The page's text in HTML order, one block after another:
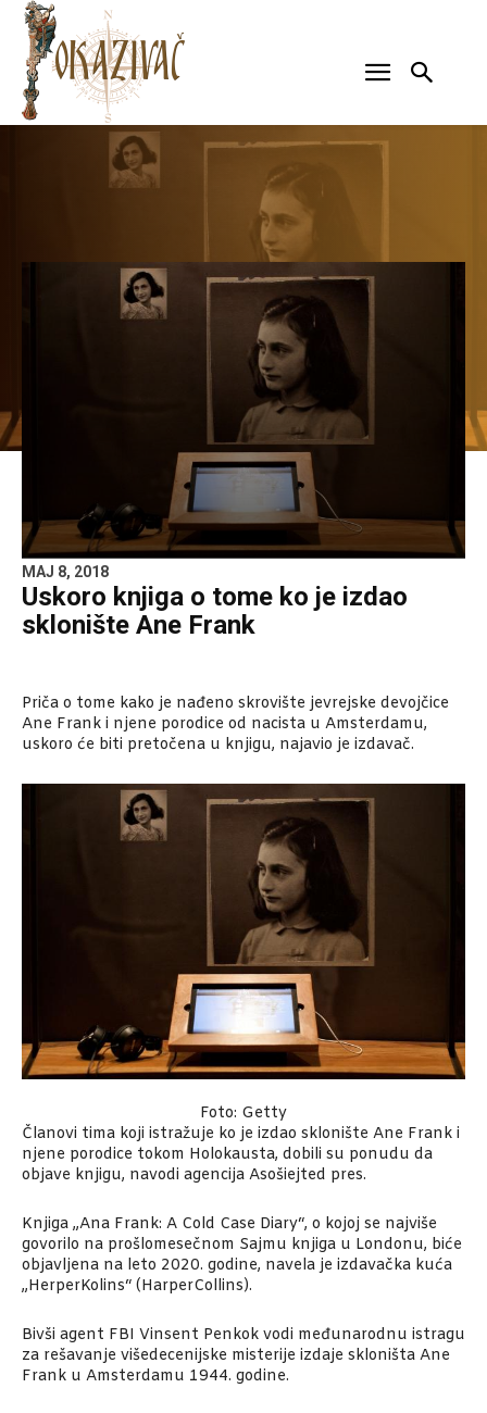
MAJ 8, 2018
Uskoro knjiga o tome ko je izdao
sklonište Ane Frank
Priča o tome kako je nađeno skrovište jevrejske devojčice
Ane Frank i njene porodice od nacista u Amsterdamu,
uskoro će biti pretočena u knjigu, najavio je izdavač.
Foto: Getty
Članovi tima koji istražuje ko je izdao sklonište Ane Frank i
njene porodice tokom Holokausta, dobili su ponudu da
objave knjigu, navodi agencija Asošiejted pres.
Knjiga „Ana Frank: A Cold Case Diary“, o kojoj se najviše
govorilo na prošlomesečnom Sajmu knjiga u Londonu, biće
objavljena na leto 2020. godine, navela je izdavačka kuća
„HerperKolins“ (HarperCollins).
Bivši agent FBI Vinsent Penkok vodi međunarodnu istragu
za rešavanje višedecenijske misterije izdaje skloništa Ane
Frank u Amsterdamu 1944. godine.